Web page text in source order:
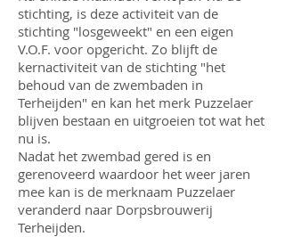
stichting, is deze activiteit van de
stichting "losgeweekt" en een eigen
V.O.F. voor opgericht. Zo blijft de
kernactiviteit van de stichting "het
behoud van de zwembaden in
Terheijden" en kan het merk Puzzelaer
blijven bestaan en uitgroeien tot wat het
nu is.
Nadat het zwembad gered is en
gerenoveerd waardoor het weer jaren
mee kan is de merknaam Puzzelaer
veranderd naar Dorpsbrouwerij
Terheijden.